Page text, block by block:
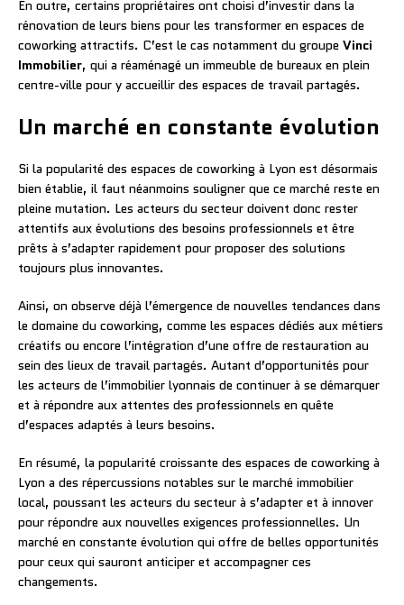
En outre, certains propriétaires ont choisi d’investir dans la
rénovation de leurs biens pour les transformer en espaces de
coworking attractifs. C’est le cas notamment du groupe Vinci
Immobilier, qui a réaménagé un immeuble de bureaux en plein
centre-ville pour y accueillir des espaces de travail partagés.
Un marché en constante évolution
Si la popularité des espaces de coworking à Lyon est désormais
bien établie, il faut néanmoins souligner que ce marché reste en
pleine mutation. Les acteurs du secteur doivent donc rester
attentifs aux évolutions des besoins professionnels et être
prêts à s’adapter rapidement pour proposer des solutions
toujours plus innovantes.
Ainsi, on observe déjà l’émergence de nouvelles tendances dans
le domaine du coworking, comme les espaces dédiés aux métiers
créatifs ou encore l’intégration d’une offre de restauration au
sein des lieux de travail partagés. Autant d’opportunités pour
les acteurs de l’immobilier lyonnais de continuer à se démarquer
et à répondre aux attentes des professionnels en quête
d’espaces adaptés à leurs besoins.
En résumé, la popularité croissante des espaces de coworking à
Lyon a des répercussions notables sur le marché immobilier
local, poussant les acteurs du secteur à s’adapter et à innover
pour répondre aux nouvelles exigences professionnelles. Un
marché en constante évolution qui offre de belles opportunités
pour ceux qui sauront anticiper et accompagner ces
changements.